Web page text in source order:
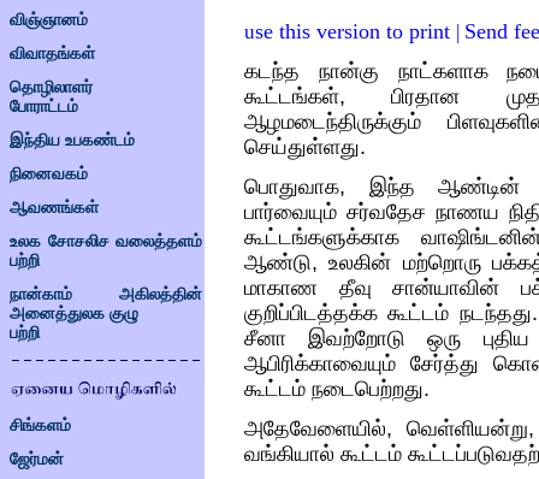
விஞ்ஞானம்
விவாதங்கள்
தொழிலாளர்
போராட்டம்
இந்திய உபகண்டம்
நினைவகம்
ஆவணங்கள்
உலக சோசலிச வலைத்தளம்
பற்றி
நான்காம் அகிலத்தின்
அனைத்துலக குழு
பற்றி
சிங்களம்
ஜேர்மன்
use this version to print | Send
கடந்த நான்கு நாட்களாக
கூட்டங்கள்,பிரதான
ஆழமடைந்திருக்கும்
செய்துள்ளது.
பொதுவாக, இந்த ஆண்டின்
பார்வையும் சர்வதேச நாணய
கூட்டங்களுக்காக வாஷிங்டனின்
ஆண்டு,உலகின் மற்றொரு
மாகாண தீவு சான்யாவின்
குறிப்பிடத்தக்க கூட்டம் நடந்தது
சீனா இவற்றோடு ஒரு புதிய
ஆபிரிக்காவையும் சேர்த்து
கூட்டம் நடைபெற்றது.
அதேவேளையில்,வெள்ளியன்று
வங்கியால் கூட்டம்